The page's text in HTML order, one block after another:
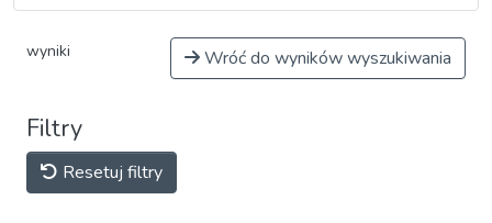
wyniki Wróć do wyników wyszukiwania
Filtry
Resetuj filtry